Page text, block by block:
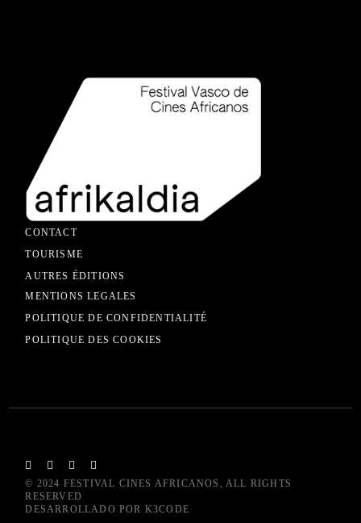
CONTACT
TOURISME
AUTRES ÉDITIONS
MENTIONS LEGALES
POLITIQUE DE CONFIDENTIALITÉ
POLITIQUE DES COOKIES
© 2024 FESTIVAL CINES AFRICANOS
, ALL RIGHTS
RESERVED
DESARROLLADO POR K3CODE